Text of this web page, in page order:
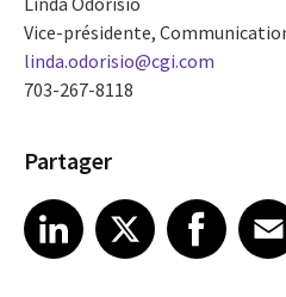
Vice-présidente,
linda.odorisio@cgi.com
703-267-8118
Partager
Share article on LinkedIn
LinkedIn
Share article on XShare article onFacebook
Share